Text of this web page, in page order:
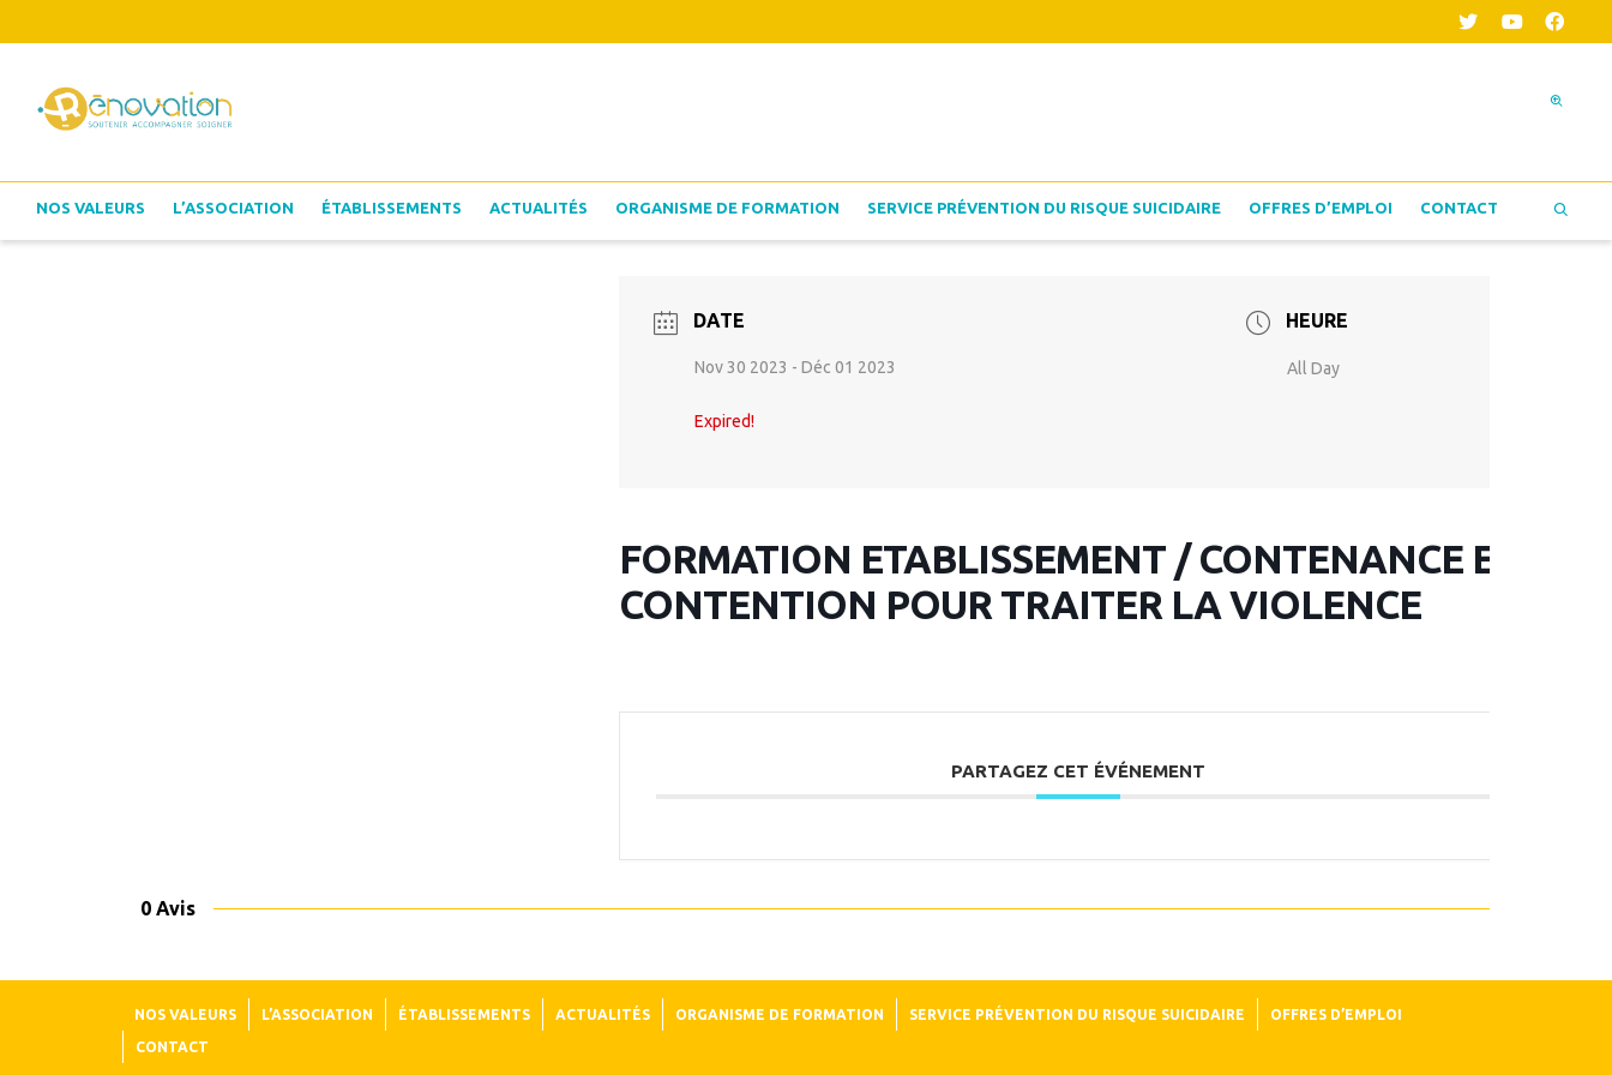
NOS VALEURS L’ASSOCIATION ÉTABLISSEMENTS ACTUALITÉS ORGANISME DE FORMATION SERVICE PRÉVENTION DU RISQUE SUICIDAIRE OFFRES D’EMPLOI CONTACT
DATE
Nov 30 2023 - Déc 01 2023
Expired!
HEURE
All Day
FORMATION ETABLISSEMENT / CONTENANCE ET
CONTENTION POUR TRAITER LA VIOLENCE
PARTAGEZ CET ÉVÉNEMENT
0 Avis
NOS VALEURS L’ASSOCIATION ÉTABLISSEMENTS ACTUALITÉS ORGANISME DE FORMATION SERVICE PRÉVENTION DU RISQUE SUICIDAIRE OFFRES D’EMPLOI
CONTACT